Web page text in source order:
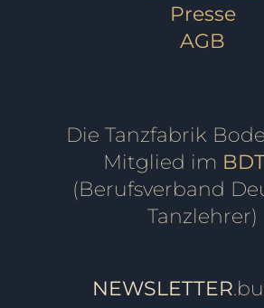
Presse
AGB
Die Tanzfabrik
Mitglied im
(Berufsverband
Tanzlehrer)
NEWSLETTER